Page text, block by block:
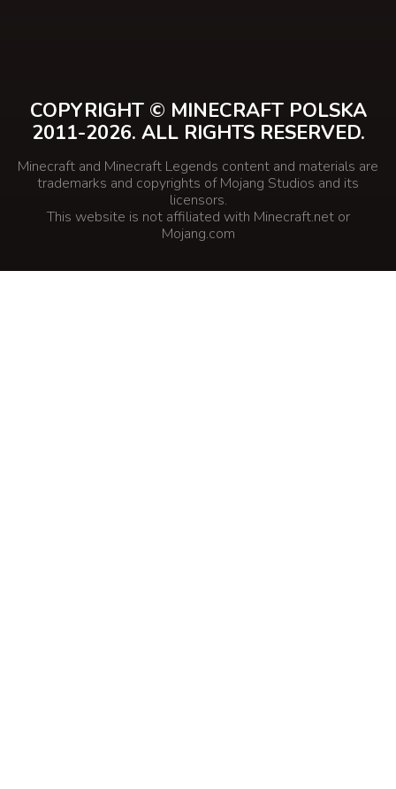
COPYRIGHT © MINECRAFT POLSKA
2011-2026. ALL RIGHTS RESERVED.
Minecraft and Minecraft Legends content and materials are
trademarks and copyrights of Mojang Studios and its
licensors.
This website is not affiliated with Minecraft.net or
Mojang.com